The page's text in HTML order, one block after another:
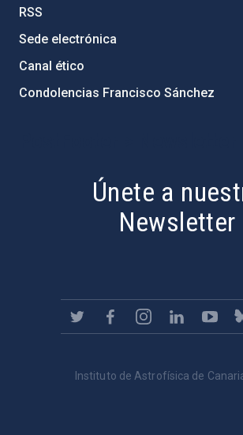
RSS
Sede electrónica
Canal ético
Condolencias Francisco Sánchez
Únete a
Newsletter
Instituto de Astrofísica de